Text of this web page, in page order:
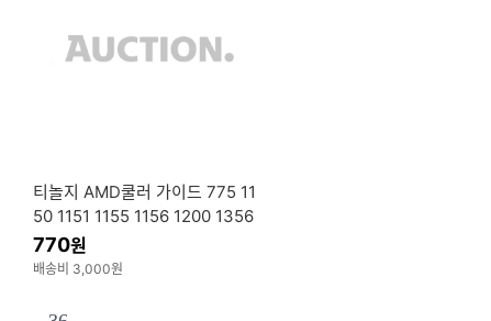
티놀지 AMD쿨러 가이드 775 11
50 1151 1155 1156 1200 1356
1366 1700 1851 보드 T-G-AM
D-N4
770원
배송비 3,000원